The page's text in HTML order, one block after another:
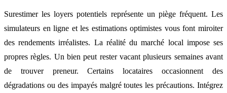
Surestimer les loyers potentiels représente un piège fréquent. Les
simulateurs en ligne et les estimations optimistes vous font miroiter
des rendements irréalistes. La réalité du marché local impose ses
propres règles. Un bien peut rester vacant plusieurs semaines avant
de trouver preneur. Certains locataires occasionnent des
dégradations ou des impayés malgré toutes les précautions. Intégrez